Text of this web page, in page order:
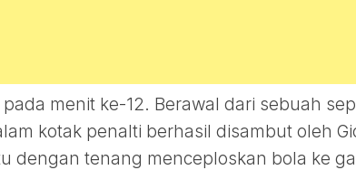
menit ke-12. Berawal dari sebuah
kotak penalti berhasil disambut oleh
dengan tenang menceploskan bola ke